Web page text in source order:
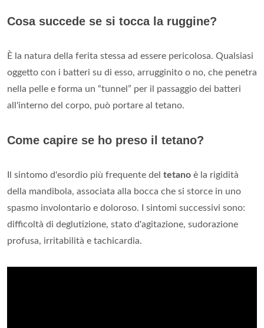
Cosa succede se si tocca la ruggine?
È la natura della ferita stessa ad essere pericolosa. Qualsiasi
oggetto con i batteri su di esso, arrugginito o no, che penetra
nella pelle e forma un “tunnel” per il passaggio dei batteri
all'interno del corpo, può portare al tetano.
Come capire se ho preso il tetano?
Il sintomo d'esordio più frequente del tetano è la rigidità
della mandibola, associata alla bocca che si storce in uno
spasmo involontario e doloroso. I sintomi successivi sono:
difficoltà di deglutizione, stato d'agitazione, sudorazione
profusa, irritabilità e tachicardia.